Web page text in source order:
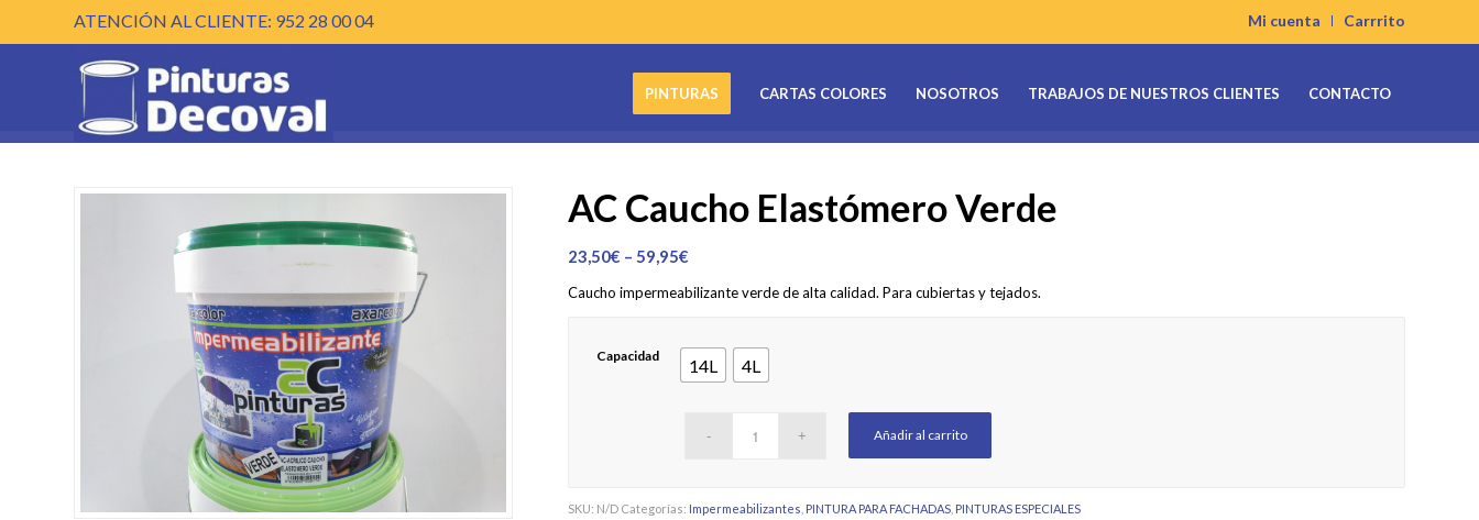
Mi cuenta Carrrito
ATENCIÓN AL CLIENTE: 952 28 00 04
PINTURAS CARTAS COLORES NOSOTROS TRABAJOS DE NUESTROS CLIENTES CONTACTO
AC Caucho Elastómero Verde
23,50€ –59,95€
Caucho impermeabilizante verde de alta calidad. Para cubiertas y tejados.
Capacidad 14L 4L
Añadir al carrito
SKU: N/D Categorías: Impermeabilizantes PINTURA PARA FACHADAS PINTURAS ESPECIALES